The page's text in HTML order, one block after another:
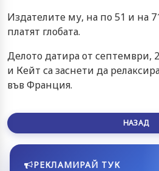
Издателите му, на по 51 и на
платят глобата.
Делото датира от септември,
и Кейт са заснети да
във Франция.
НАЗАД
РЕКЛАМИРАЙ ТУК